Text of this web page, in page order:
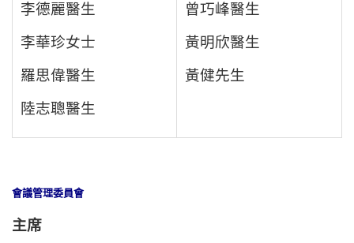
李德麗醫生
李華珍女士
羅思偉醫生
陸志聰醫生
曾巧峰醫生
黃明欣醫生
黃健先生
會議管理委員會
主席